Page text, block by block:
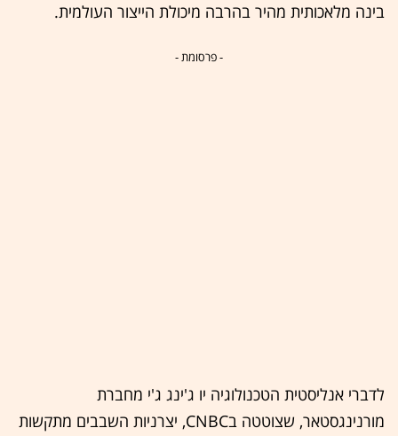
בינה מלאכותית מהיר בהרבה מיכולת הייצור העולמית.
- פרסומת -
לדברי אנליסטית הטכנולוגיה יו ג'ינג ג'י מחברת
מורנינגסטאר, שצוטטה בCNBC, יצרניות השבבים מתקשות